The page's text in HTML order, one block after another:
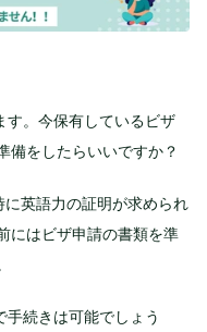
す。今保有しているビザ
備をしたらいいですか？
英語力の証明が求められ
にはビザ申請の書類を準
続きは可能でしょう